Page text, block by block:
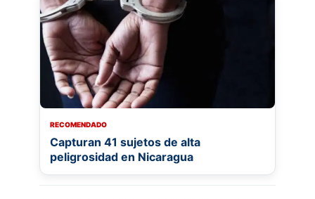
RECOMENDADO
Capturan 41 sujetos de alta
peligrosidad en Nicaragua